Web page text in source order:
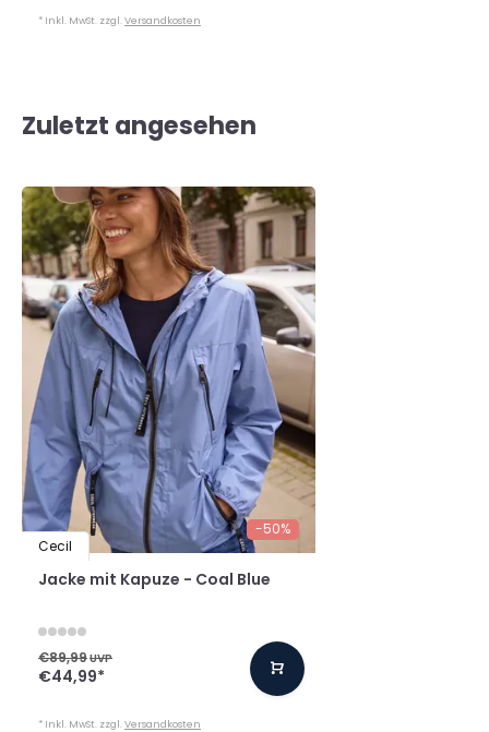
* Inkl. MwSt. zzgl.Versandkosten
Zuletzt angesehen
-50%
Cecil
Jacke mit Kapuze - Coal Blue
€89,99UVP
€44,99*
* Inkl. MwSt. zzgl.Versandkosten